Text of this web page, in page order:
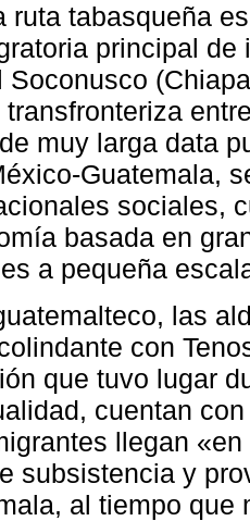
ruta tabasqueña
principal
Soconusco
muy larga data
Guatemala,
sociales,
basada en
a pequeña
las
con
que tuvo lugar
cuentan
llegan
subsistencia y
al tiempo